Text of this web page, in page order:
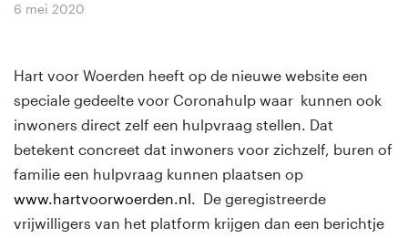
6 mei 2020
Hart voor Woerden heeft op de nieuwe website een
speciale gedeelte voor Coronahulp waar kunnen ook
inwoners direct zelf een hulpvraag stellen. Dat
betekent concreet dat inwoners voor zichzelf, buren of
familie een hulpvraag kunnen plaatsen op
www.hartvoorwoerden.nl. De geregistreerde
vrijwilligers van het platform krijgen dan een berichtje